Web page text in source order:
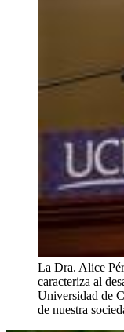
La Dra. Alice
caracteriza al
Universidad de
de nuestra